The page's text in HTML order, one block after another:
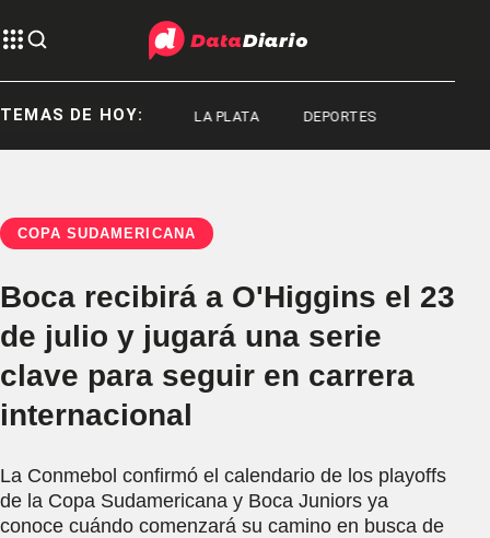
TEMAS DE HOY:
LA PLATA LA PLATA DEPORTES
COPA SUDAMERICANA
Boca recibirá a O'Higgins el 23
de julio y jugará una serie
clave para seguir en carrera
internacional
La Conmebol confirmó el calendario de los playoffs
de la Copa Sudamericana y Boca Juniors ya
conoce cuándo comenzará su camino en busca de